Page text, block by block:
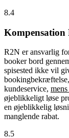
8.4
Kompensation
R2N er ansvarlig
booker bord
spisested ikke vil
kundeservice,
øjeblikkeligt løse
en øjeblikkelig
manglende rabat.
8.5